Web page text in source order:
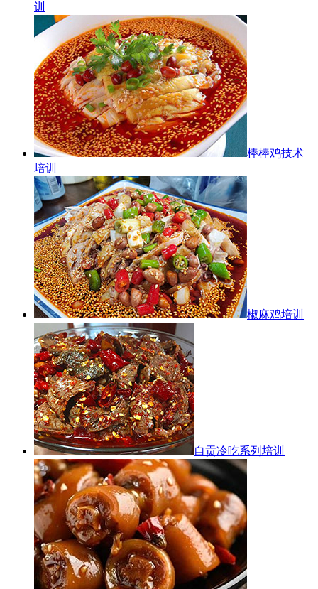
训
棒棒鸡技术
培训
椒麻鸡培训
自贡冷吃系列培训